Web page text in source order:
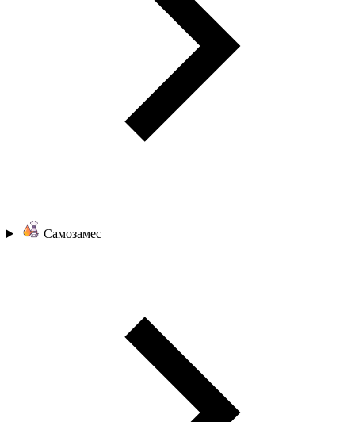
Самозамес